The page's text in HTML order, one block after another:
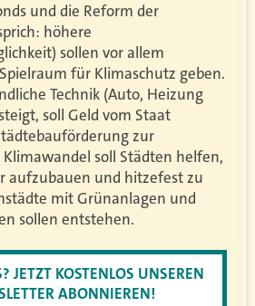
und die Reform der
höhere
sollen vor allem
für Klimaschutz geben.
Technik (Auto, Heizung
soll Geld vom Staat
zur
soll Städten helfen,
aufzubauen und hitzefest zu
mit Grünanlagen und
sollen entstehen.
JETZT KOSTENLOS UNSEREN
ABONNIEREN!